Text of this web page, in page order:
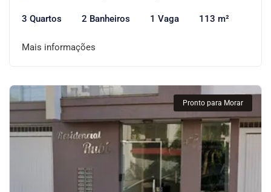
3 Quartos 2 Banheiros 1 Vaga 113 m²
Mais informações
Pronto para Morar